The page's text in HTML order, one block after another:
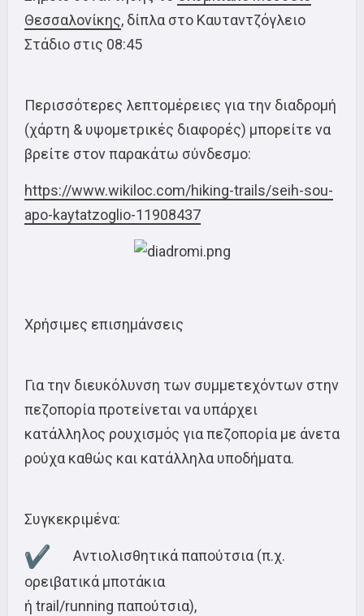
Θεσσαλονίκης, δίπλα στο Καυταντζόγλειο
Στάδιο στις 08:45
Περισσότερες λεπτομέρειες για την διαδρομή
(χάρτη & υψομετρικές διαφορές) μπορείτε να
βρείτε στον παρακάτω σύνδεσμο:
https://www.wikiloc.com/hiking-trails/seih-sou-
apo-kaytatzoglio-11908437
Χρήσιμες επισημάνσεις
Για την διευκόλυνση των συμμετεχόντων στην
πεζοπορία προτείνεται να υπάρχει
κατάλληλος ρουχισμός για πεζοπορία με άνετα
ρούχα καθώς και κατάλληλα υποδήματα.
Συγκεκριμένα:
Αντιολισθητικά παπούτσια (π.χ.
ορειβατικά μποτάκια
ή trail/running παπούτσια),